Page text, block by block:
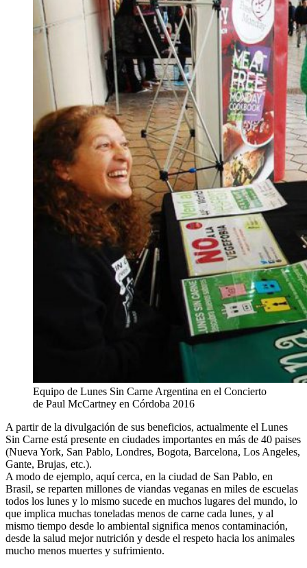
Equipo de Lunes Sin Carne Argentina en el Concierto
de Paul McCartney en Córdoba 2016
A partir de la divulgación de sus beneficios, actualmente el Lunes
Sin Carne está presente en ciudades importantes en más de 40 paises
(Nueva York, San Pablo, Londres, Bogota, Barcelona, Los Angeles,
Gante, Brujas, etc.).
A modo de ejemplo, aquí cerca, en la ciudad de San Pablo, en
Brasil, se reparten millones de viandas veganas en miles de escuelas
todos los lunes y lo mismo sucede en muchos lugares del mundo, lo
que implica muchas toneladas menos de carne cada lunes, y al
mismo tiempo desde lo ambiental significa menos contaminación,
desde la salud mejor nutrición y desde el respeto hacia los animales
mucho menos muertes y sufrimiento.